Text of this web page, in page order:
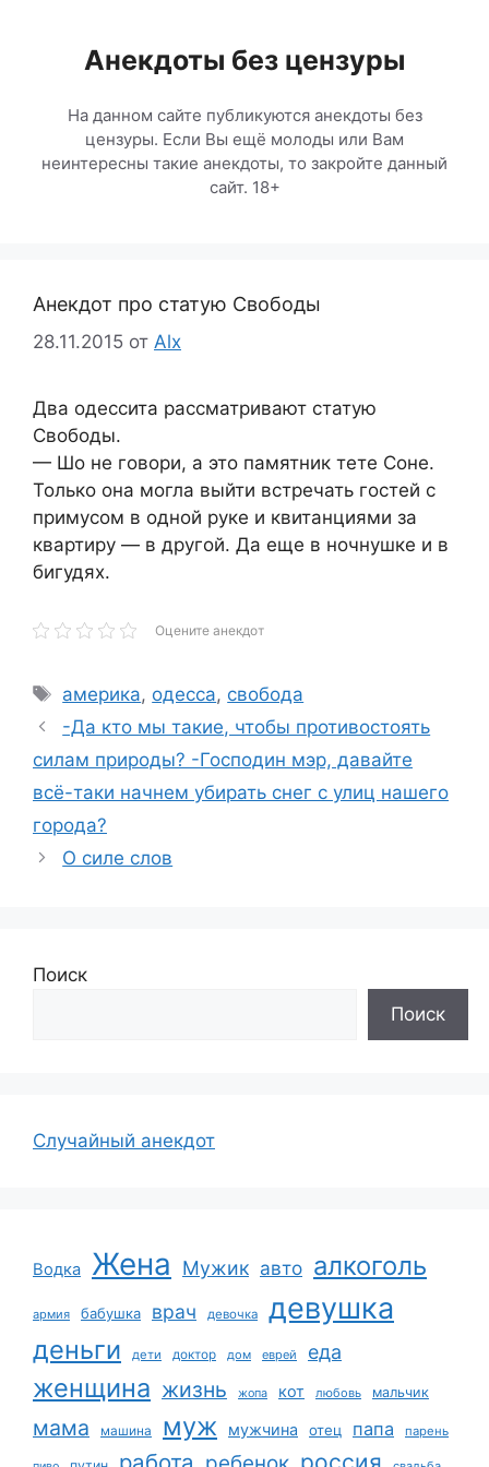
содержимомуАнекдоты без цензуры
На данном сайте публикуются анекдоты без
цензуры. Если Вы ещё молоды или Вам
неинтересны такие анекдоты, то закройте данный
сайт. 18+
Анекдот про статую Свободы
28.11.2015 от Alx
Два одессита рассматривают статую
Свободы.
— Шо не говори, а это памятник тете Соне.
Только она могла выйти встречать гостей с
примусом в одной руке и квитанциями за
квартиру — в другой. Да еще в ночнушке и в
бигудях.
Оцените анекдот
Метки
америка, одесса, свобода
-Да кто мы такие, чтобы противостоять
силам природы? -Господин мэр, давайте
всё-таки начнем убирать снег с улиц нашего
города?
О силе слов
Поиск
Поиск
Случайный анекдот
Водка Жена Мужик авто алкоголь
армия бабушка врач девочка девушка
деньги дети доктор дом еврей еда
женщина жизнь жопа кот любовь мальчик
мама машина муж мужчина отец папа парень
работа россия